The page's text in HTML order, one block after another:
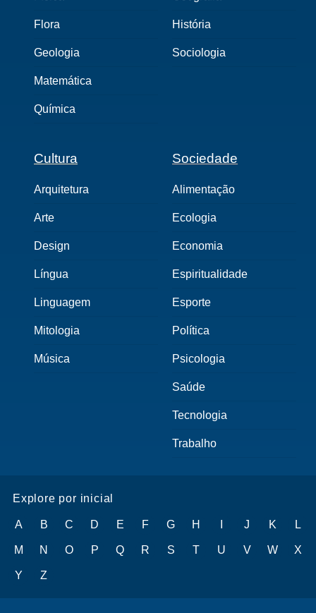
Flora
Geologia
Matemática
Química
História
Sociologia
Cultura
Arquitetura
Arte
Design
Língua
Linguagem
Mitologia
Música
Sociedade
Alimentação
Ecologia
Economia
Espiritualidade
Esporte
Política
Psicologia
Saúde
Tecnologia
Trabalho
Explore por inicial
A B C D E F G H J K L
M N O P Q R S T U V W X
Y Z